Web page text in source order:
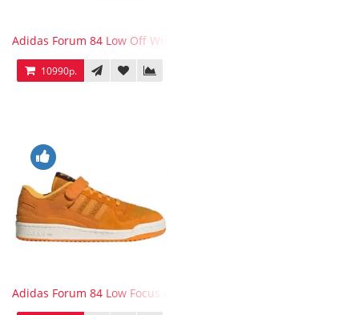
Adidas Forum 84 Low Off White Brown
10990р.
Adidas Forum 84 Low Focus Orange